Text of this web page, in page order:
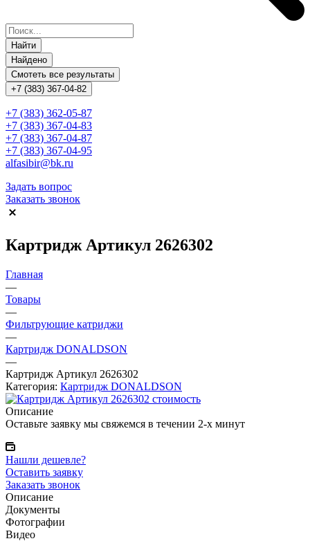
Найти
Найдено
Смотеть все результаты
+7 (383) 367-04-82
+7 (383) 362-05-87
+7 (383) 367-04-83
+7 (383) 367-04-87
+7 (383) 367-04-95
alfasibir@bk.ru
Задать вопрос
Заказать звонок
Картридж Артикул 2626302
Главная
—
Товары
—
Фильтрующие катриджи
—
Картридж DONALDSON
—
Картридж Артикул 2626302
Категория: Картридж DONALDSON
Описание
Оставьте заявку мы свяжемся в течении 2-х минут
Нашли дешевле?
Оставить заявку
Заказать звонок
Описание
Документы
Фотографии
Видео